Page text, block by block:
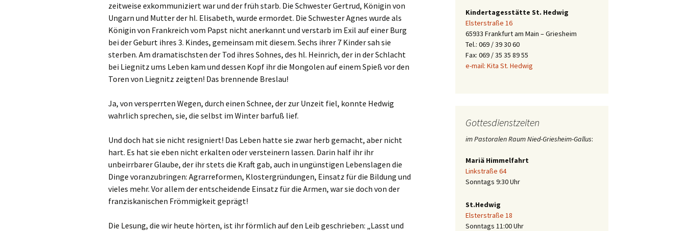
zeitweise exkommuniziert war und der früh starb. Die Schwester Gertrud, Königin von
Ungarn und Mutter der hl. Elisabeth, wurde ermordet. Die Schwester Agnes wurde als
Königin von Frankreich vom Papst nicht anerkannt und verstarb im Exil auf einer Burg
bei der Geburt ihres 3. Kindes, gemeinsam mit diesem. Sechs ihrer 7 Kinder sah sie
sterben. Am dramatischsten der Tod ihres Sohnes, des hl. Heinrich, der in der Schlacht
bei Liegnitz ums Leben kam und dessen Kopf ihr die Mongolen auf einem Spieß vor den
Toren von Liegnitz zeigten! Das brennende Breslau!
Ja, von versperrten Wegen, durch einen Schnee, der zur Unzeit fiel, konnte Hedwig
wahrlich sprechen, sie, die selbst im Winter barfuß lief.
Und doch hat sie nicht resigniert! Das Leben hatte sie zwar herb gemacht, aber nicht
hart. Es hat sie eben nicht erkalten oder versteinern lassen. Darin half ihr ihr
unbeirrbarer Glaube, der ihr stets die Kraft gab, auch in ungünstigen Lebenslagen die
Dinge voranzubringen: Agrarreformen, Klostergründungen, Einsatz für die Bildung und
vieles mehr. Vor allem der entscheidende Einsatz für die Armen, war sie doch von der
franziskanischen Frömmigkeit geprägt!
Die Lesung, die wir heute hörten, ist ihr förmlich auf den Leib geschrieben: „Lasst und
Kindertagesstätte St. Hedwig
Elsterstraße 16
65933 Frankfurt am Main – Griesheim
Tel.: 069 / 39 30 60
Fax: 069 / 35 35 89 55
e-mail: Kita St. Hedwig
Gottesdienstzeiten
im Pastoralen Raum Nied-Griesheim-Gallus:
Mariä Himmelfahrt
Linkstraße 64
Sonntags 9:30 Uhr
St.Hedwig
Elsterstraße 18
Sonntags 11:00 Uhr